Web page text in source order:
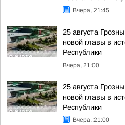
Вчера, 21:45
25 августа
новой главы в
Республики
Вчера, 21:00
25 августа
новой главы в
Республики
Вчера, 21:00